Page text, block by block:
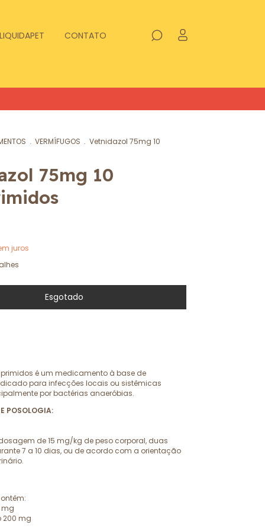
LIQUIDAPET CONTATO
. VERMÍFUGOS . Vetnidazol 75mg 10
75mg 10
juros
é um medicamento à base de
para infecções locais ou sistêmicas
por bactérias anaeróbias.
POSOLOGIA:
de 15 mg/kg de peso corporal, duas
7 a 10 dias, ou de acordo com a orientação
mg
200 mg